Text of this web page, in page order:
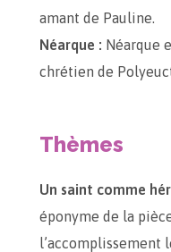
amant de Pauline.
Néarque : Néarque
chrétien de
Thèmes
Un saint comme
éponyme de la
l’accomplissement